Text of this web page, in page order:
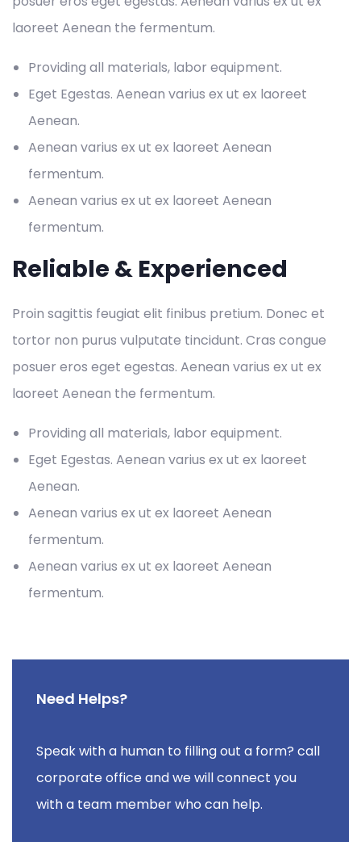
laoreet Aenean the fermentum.
Providing all materials, labor equipment.
Eget Egestas. Aenean varius ex ut ex laoreet
Aenean.
Aenean varius ex ut ex laoreet Aenean
fermentum.
Aenean varius ex ut ex laoreet Aenean
fermentum.
Reliable & Experienced
Proin sagittis feugiat elit finibus pretium. Donec et
tortor non purus vulputate tincidunt. Cras congue
posuer eros eget egestas. Aenean varius ex ut ex
laoreet Aenean the fermentum.
Providing all materials, labor equipment.
Eget Egestas. Aenean varius ex ut ex laoreet
Aenean.
Aenean varius ex ut ex laoreet Aenean
fermentum.
Aenean varius ex ut ex laoreet Aenean
fermentum.
Need Helps?
Speak with a human to filling out a form? call
corporate office and we will connect you
with a team member who can help.